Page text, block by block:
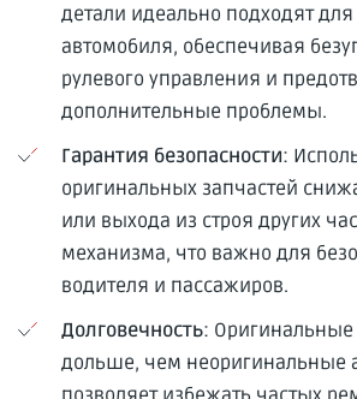
детали идеально подходят
автомобиля, обеспечивая
рулевого управления и
дополнительные проблемы.
Гарантия безопасности:
оригинальных запчастей
или выхода из строя других
механизма, что важно для
водителя и пассажиров.
Долговечность: Оригинальные
дольше, чем неоригинальные